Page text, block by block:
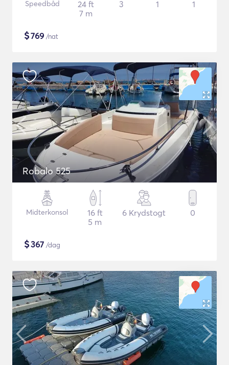
Speedbåd
24 ft
7 m
3 1 1
$769 /nat
Robalo 525
Midterkonsol
16 ft
5 m
6 Krydstogt 0
$367 /dag